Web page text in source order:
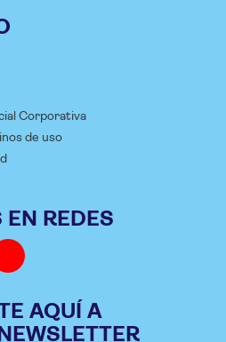
Corporativa
de uso
REDES
AQUÍ A